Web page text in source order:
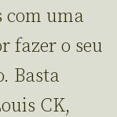
com uma
fazer o seu
Basta
CK,